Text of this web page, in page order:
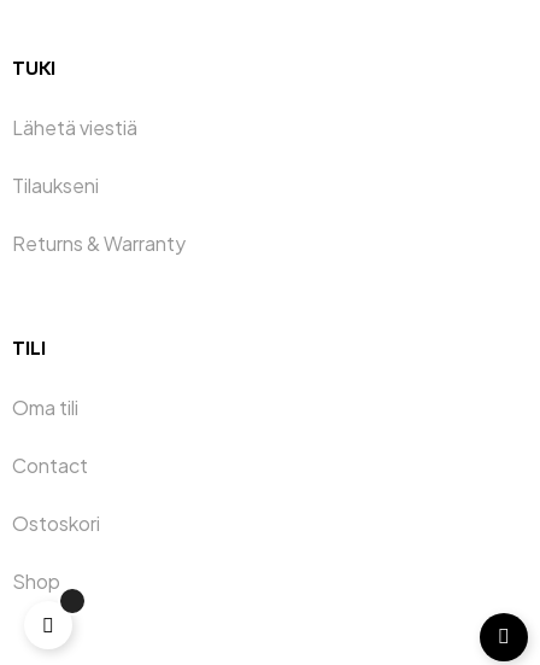
TUKI
Lähetä viestiä
Tilaukseni
Returns & Warranty
TILI
Oma tili
Contact
Ostoskori
Shop
